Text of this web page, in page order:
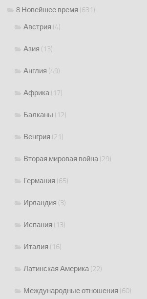
8 Новейшее время (631)
Австрия (4)
Азия (13)
Англия (49)
Африка(17)
Балканы (12)
Венгрия (21)
Вторая мировая война(29)
Германия (65)
Ирландия (3)
Испания (13)
Италия (16)
Латинская Америка(22)
Международные отношения (60)